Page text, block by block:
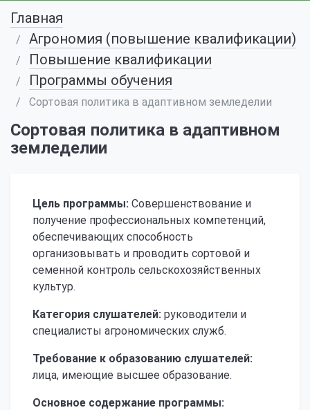
Главная
Агрономия (повышение квалификации)
Повышение квалификации
Программы обучения
Сортовая политика в адаптивном земледелии
Сортовая политика в адаптивном
земледелии
Цель программы: Совершенствование и
получение профессиональных компетенций,
обеспечивающих способность
организовывать и проводить сортовой и
семенной контроль сельскохозяйственных
культур.
Категория слушателей: руководители и
специалисты агрономических служб.
Требование к образованию слушателей:
лица, имеющие высшее образование.
Основное содержание программы: